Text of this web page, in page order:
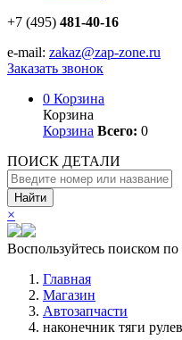
+7 (495) 481-40-16
e-mail: zakaz@zap-zone.ru
Заказать звонок
0 Корзина
Корзина
Корзина Всего: 0
ПОИСК ДЕТАЛИ
Найти
×
Воспользуйтесь поиском
Главная
Магазин
Автозапчасти
наконечник тяги